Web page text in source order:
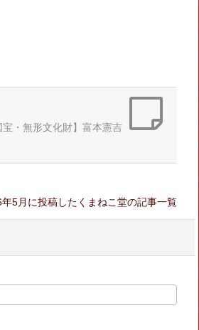
宝・無形文化財】富本憲吉
年5月に投稿したくまねこ堂の記事一覧